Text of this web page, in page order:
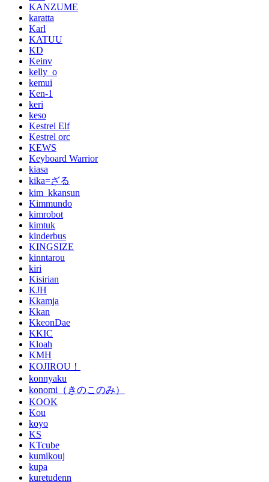
KANZUME
karatta
Karl
KATUU
KD
Keinv
kelly_o
kemui
Ken-1
keri
keso
Kestrel Elf
Kestrel orc
KEWS
Keyboard Warrior
kiasa
kika=ざる
kim_kkansun
Kimmundo
kimrobot
kimtuk
kinderbus
KINGSIZE
kinntarou
kiri
Kisirian
KJH
Kkamja
Kkan
KkeonDae
KKIC
Kloah
KMH
KOJIROU！
konnyaku
konomi（きのこのみ）
KOOK
Kou
koyo
KS
KTcube
kumikouj
kupa
kuretudenn